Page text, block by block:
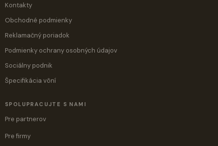
Kontakty
Obchodné podmienky
Reklamačný poriadok
Podmienky ochrany osobných údajov
Sociálny podnik
Špecifikácia vôní
SPOLUPRACUJTE S NAMI
Pre partnerov
Pre firmy